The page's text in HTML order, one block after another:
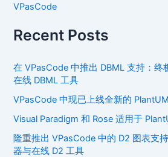
VPasCode
Recent Posts
在 VPasCode 中推出 DBML 支持：终
在线 DBML 工具
VPasCode 中现已上线全新的
Visual Paradigm 和 Rose 适用于
隆重推出 VPasCode 中的 D2 图表支
器与在线 D2 工具